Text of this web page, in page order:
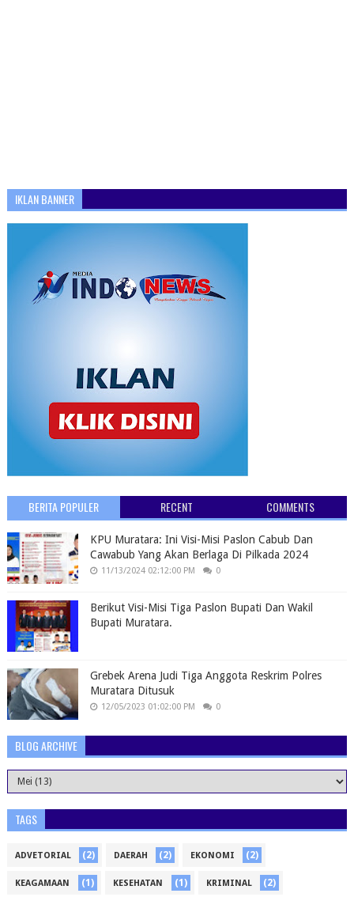
IKLAN BANNER
BERITA POPULER RECENT COMMENTS
KPU Muratara: Ini Visi-Misi Paslon Cabub Dan
Cawabub Yang Akan Berlaga Di Pilkada 2024
11/13/2024 02:12:00 PM 0
Berikut Visi-Misi Tiga Paslon Bupati Dan Wakil
Bupati Muratara.
Grebek Arena Judi Tiga Anggota Reskrim Polres
Muratara Ditusuk
12/05/2023 01:02:00 PM 0
BLOG ARCHIVE
TAGS
ADVETORIAL (2) DAERAH (2) EKONOMI (2)
KEAGAMAAN (1) KESEHATAN (1) KRIMINAL (2)